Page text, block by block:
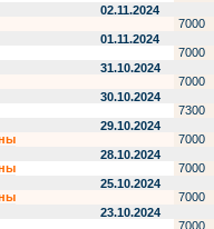
02.11.2024
7000
01.11.2024
7000
31.10.2024
7000
30.10.2024
7300
29.10.2024
7000
28.10.2024
7000
25.10.2024
7000
23.10.2024
7000